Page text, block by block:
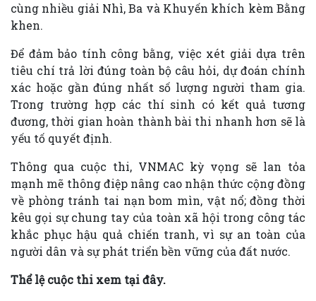
cùng nhiều giải Nhì, Ba và Khuyến khích kèm Bằng
khen.
Để đảm bảo tính công bằng, việc xét giải dựa trên
tiêu chí trả lời đúng toàn bộ câu hỏi, dự đoán chính
xác hoặc gần đúng nhất số lượng người tham gia.
Trong trường hợp các thí sinh có kết quả tương
đương, thời gian hoàn thành bài thi nhanh hơn sẽ là
yếu tố quyết định.
Thông qua cuộc thi, VNMAC kỳ vọng sẽ lan tỏa
mạnh mẽ thông điệp nâng cao nhận thức cộng đồng
về phòng tránh tai nạn bom mìn, vật nổ; đồng thời
kêu gọi sự chung tay của toàn xã hội trong công tác
khắc phục hậu quả chiến tranh, vì sự an toàn của
người dân và sự phát triển bền vững của đất nước.
Thể lệ cuộc thi xem tại đây.